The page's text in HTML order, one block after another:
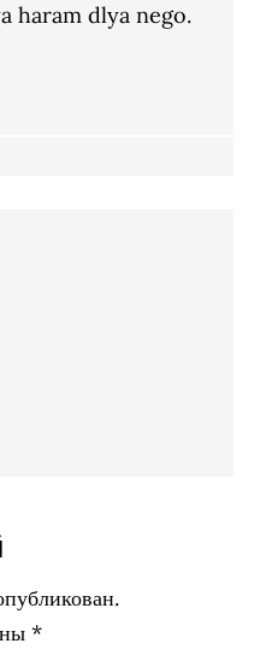
haram dlya nego.
*